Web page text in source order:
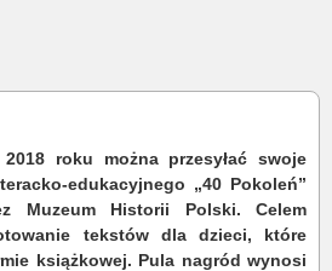
roku można przesyłać swoje
edukacyjnego „40 Pokoleń”
Muzeum Historii Polski.
Celem
tekstów dla dzieci, które
książkowej. Pula nagród wynosi